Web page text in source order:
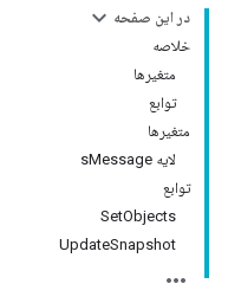
در این صفحه
خلاصه
متغیرها
توابع
متغیرها
لایه sMessage
توابع
SetObjects
UpdateSnapshot